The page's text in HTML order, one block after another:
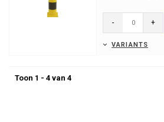
winkelbeveilig...
- +
VARIANTS
Toon 1 - 4 van 4